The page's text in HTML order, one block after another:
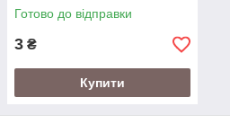
Готово до відправки
3 ₴
Купити